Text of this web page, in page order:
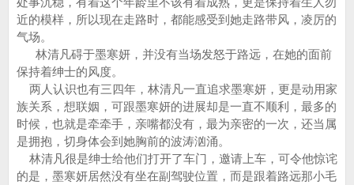
近的模样，所以现在走路时，都能感受到她走路带风，凌厉的
气场。
林清凡碍于墨寒妍，并没有当场发怒于路远，在她的面前
保持着绅士的风度。
两人认识也有三四年，林清凡一直追求墨寒妍，更是动用家
族关系，想联姻，可跟墨寒妍的进展却是一直不顺利，最多的
时候，也就是牵牵手，亲嘴都没有，最为亲密的一次，还当属
是拥抱，切身体会到她胸前的波涛汹涌。
林清凡很是绅士给他们打开了车门，邀请上车，可令他惊诧
的是，墨寒妍居然没有坐在副驾驶位置，而是跟着路远那小毛